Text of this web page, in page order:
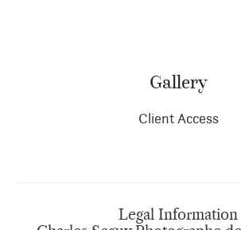
Gallery
Client Access
Legal Information